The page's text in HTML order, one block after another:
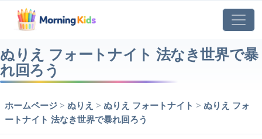
ぬりえ フォートナイト 法なき世界で暴
れ回ろう
ホームページ > ぬりえ > ぬりえ フォートナイト > ぬりえ フォ
ートナイト 法なき世界で暴れ回ろう